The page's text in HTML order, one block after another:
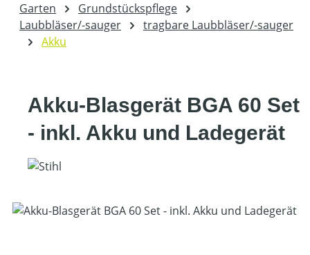
Garten
Grundstückspflege
Laubbläser/-sauger
tragbare Laubbläser/-sauger
Akku
Akku-Blasgerät BGA 60 Set
- inkl. Akku und Ladegerät
Bildergalerie überspringen